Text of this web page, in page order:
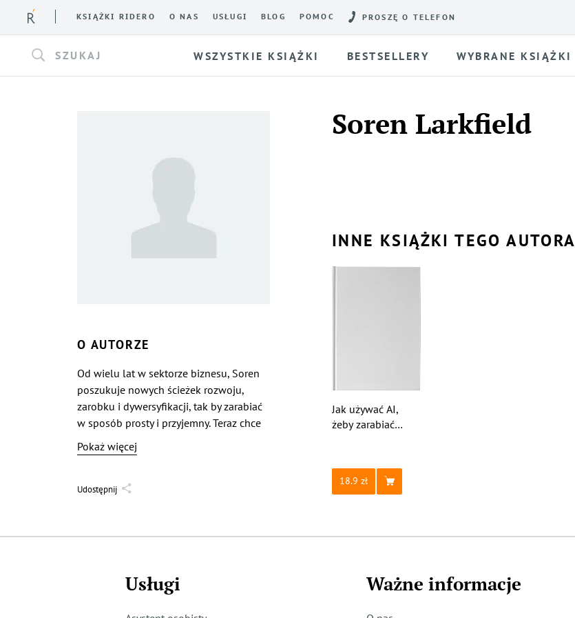
KSIĄŻKI RIDERO O NAS USŁUGI BLOG POMOC PROSZĘ O TELEFON
SZUKAJ WSZYSTKIE KSIĄŻKI BESTSELLERY WYBRANE KSIĄŻKI
Soren Larkfield
INNE KSIĄŻKI TEGO AUTORA
Jak używać AI,
żeby zarabiać
18.9
O AUTORZE
Od wielu lat w sektorze biznesu, Soren
poszukuje nowych ścieżek rozwoju,
zarobku i dywersyfikacji, tak by zarabiać
w sposób prosty i przyjemny. Teraz chce
tą wiedzą podzielić się z Tobą!
Pokaż więcej
Udostępnij
Usługi Ważne informacje